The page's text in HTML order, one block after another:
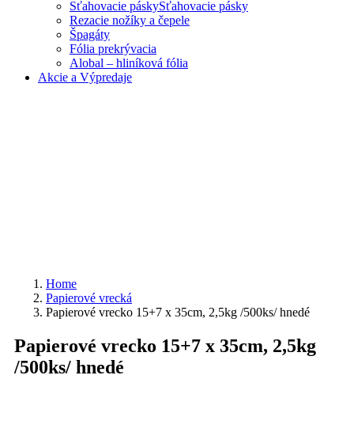
Sťahovacie páskySťahovacie pásky
Rezacie nožíky a čepele
Špagáty
Fólia prekrývacia
Alobal – hliníková fólia
Akcie a Výpredaje
Home
Papierové vrecká
Papierové vrecko 15+7 x 35cm, 2,5kg /500ks/ hnedé
Papierové vrecko 15+7 x 35cm, 2,5kg
/500ks/ hnedé